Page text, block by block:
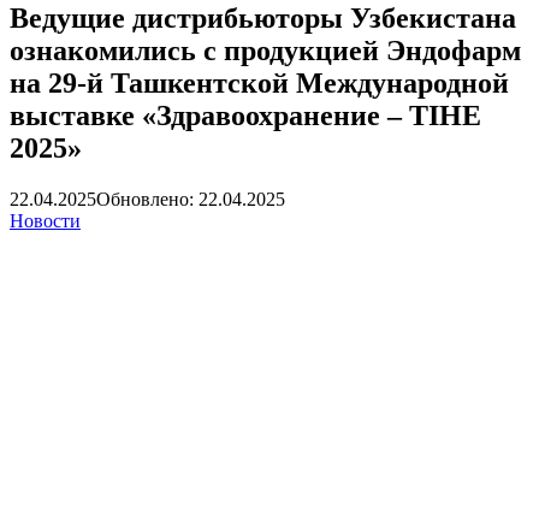
Ведущие дистрибьюторы Узбекистана
ознакомились с продукцией Эндофарм
на 29-й Ташкентской Международной
выставке «Здравоохранение – TIHE
2025»
22.04.2025Обновлено: 22.04.2025
Новости